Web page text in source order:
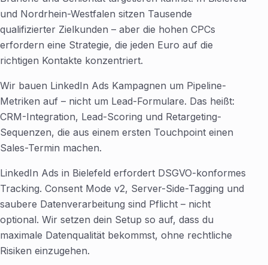
und Nordrhein-Westfalen sitzen Tausende
qualifizierter Zielkunden – aber die hohen CPCs
erfordern eine Strategie, die jeden Euro auf die
richtigen Kontakte konzentriert.
Wir bauen LinkedIn Ads Kampagnen um Pipeline-
Metriken auf – nicht um Lead-Formulare. Das heißt:
CRM-Integration, Lead-Scoring und Retargeting-
Sequenzen, die aus einem ersten Touchpoint einen
Sales-Termin machen.
LinkedIn Ads in Bielefeld erfordert DSGVO-konformes
Tracking. Consent Mode v2, Server-Side-Tagging und
saubere Datenverarbeitung sind Pflicht – nicht
optional. Wir setzen dein Setup so auf, dass du
maximale Datenqualität bekommst, ohne rechtliche
Risiken einzugehen.